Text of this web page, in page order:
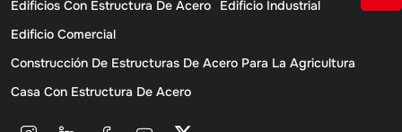
Edificios Con Estructura De Acero
Edificio Industrial
Edificio Comercial
Construcción De Estructuras De Acero Para La Agricultura
Casa Con Estructura De Acero